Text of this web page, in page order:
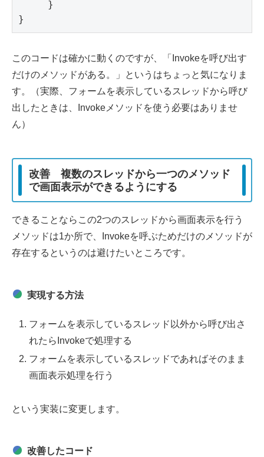
     }
}
このコードは確かに動くのですが、「Invokeを呼び出す
だけのメソッドがある。」というはちょっと気になりま
す。（実際、フォームを表示しているスレッドから呼び
出したときは、Invokeメソッドを使う必要はありませ
ん）
改善 複数のスレッドから一つのメソッド
で画面表示ができるようにする
できることならこの2つのスレッドから画面表示を行う
メソッドは1か所で、Invokeを呼ぶためだけのメソッドが
存在するというのは避けたいところです。
実現する方法
フォームを表示しているスレッド以外から呼び出さ
れたらInvokeで処理する
フォームを表示しているスレッドであればそのまま
画面表示処理を行う
という実装に変更します。
改善したコード